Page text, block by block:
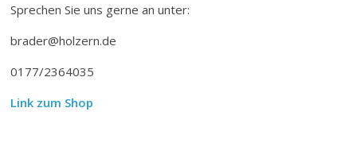
Sprechen Sie uns gerne an unter:
brader@holzern.de
0177/2364035
Link zum Shop